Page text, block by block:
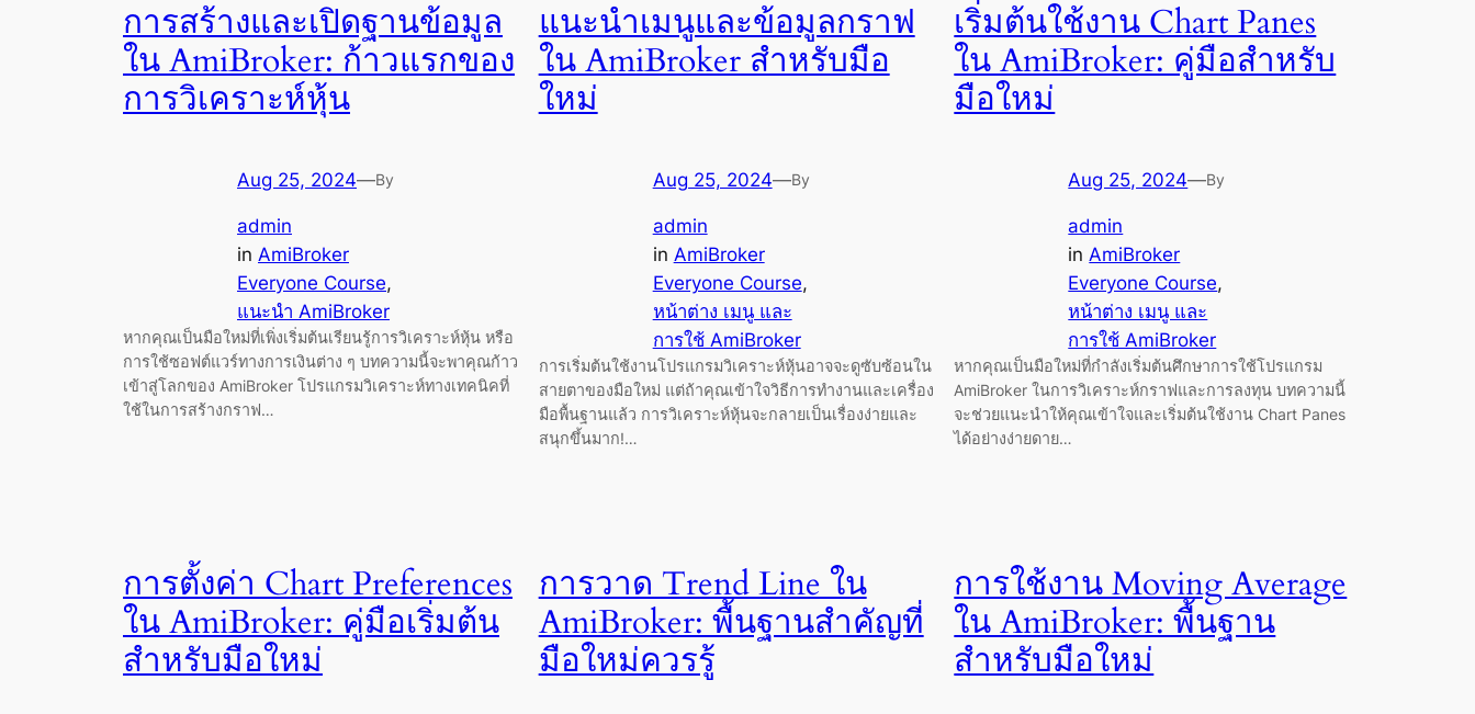
การสร้างและเปิดฐานข้อมูล
ใน AmiBroker: ก้าวแรกของ
การวิเคราะห์หุ้น
Aug 25, 2024—By
admin
in AmiBroker
Everyone Course
แนะนำ AmiBroker
หากคุณเป็นมือใหม่ที่เพิ่งเริ่มต้นเรียนรู้การวิเคราะห์หุ้น หรือ
การใช้ซอฟต์แวร์ทางการเงินต่าง ๆ บทความนี้จะพาคุณก้าว
เข้าสู่โลกของ AmiBroker โปรแกรมวิเคราะห์ทางเทคนิคที่
ใช้ในการสร้างกราฟ…
แนะนำเมนูและข้อมูลกราฟ
ใน AmiBroker สำหรับมือ
ใหม่
Aug 25, 2024—By
admin
in AmiBroker
Everyone Course
หน้าต่าง เมนู และ
การใช้ AmiBroker
การเริ่มต้นใช้งานโปรแกรมวิเคราะห์หุ้นอาจจะดูซับซ้อนใน
สายตาของมือใหม่ แต่ถ้าคุณเข้าใจวิธีการทำงานและเครื่อง
มือพื้นฐานแล้ว การวิเคราะห์หุ้นจะกลายเป็นเรื่องง่ายและ
สนุกขึ้นมาก!…
เริ่มต้นใช้งาน Chart Panes
ใน AmiBroker: คู่มือสำหรับ
มือใหม่
Aug 25, 2024—By
admin
inAmiBroker
Everyone Course
หน้าต่าง เมนู และ
การใช้ AmiBroker
หากคุณเป็นมือใหม่ที่กำลังเริ่มต้นศึกษาการใช้โปรแกรม
AmiBroker ในการวิเคราะห์กราฟและการลงทุน บทความนี้
จะช่วยแนะนำให้คุณเข้าใจและเริ่มต้นใช้งาน Chart Panes
ได้อย่างง่ายดาย…
การตั้งค่า Chart Preferences
ใน AmiBroker: คู่มือเริ่มต้น
สำหรับมือใหม่
การวาด Trend Line ใน
AmiBroker: พื้นฐานสำคัญที่
มือใหม่ควรรู้
การใช้งาน Moving Average
ใน AmiBroker: พื้นฐาน
สำหรับมือใหม่